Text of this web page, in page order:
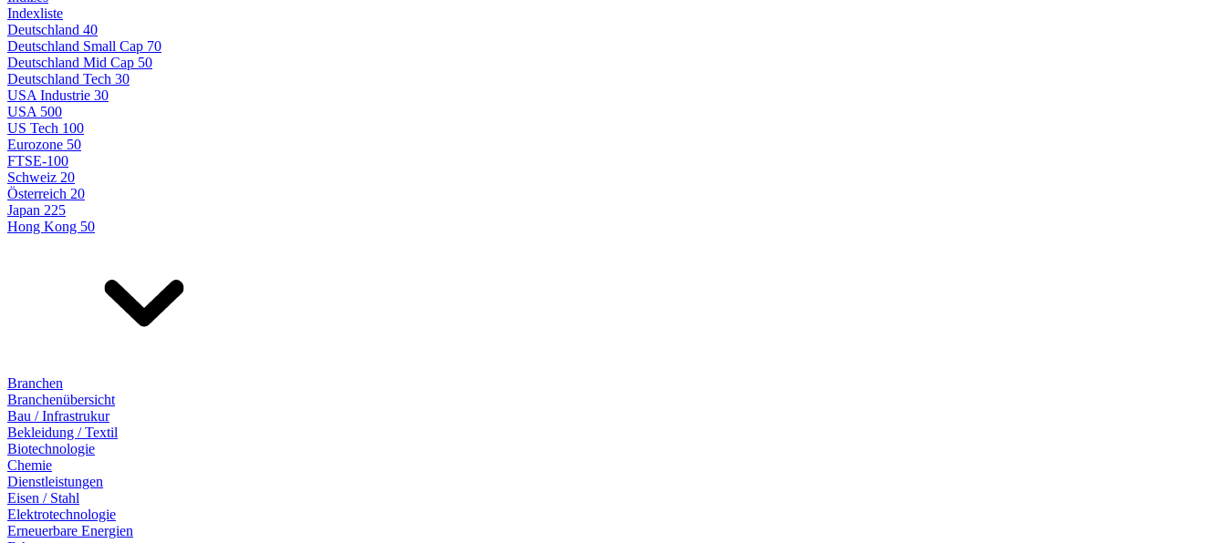
Indexliste
Deutschland 40
Deutschland Small Cap 70
Deutschland Mid Cap 50
Deutschland Tech 30
USA Industrie 30
USA 500
US Tech 100
Eurozone 50
FTSE-100
Schweiz 20
Österreich 20
Japan 225
Hong Kong 50
Branchen
Branchenübersicht
Bau / Infrastrukur
Bekleidung / Textil
Biotechnologie
Chemie
Dienstleistungen
Eisen / Stahl
Elektrotechnologie
Erneuerbare Energien